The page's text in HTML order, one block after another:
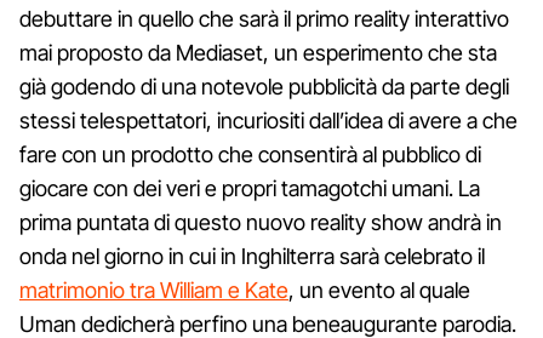
debuttare in quello che sarà il primo reality interattivo
mai proposto da Mediaset, un esperimento che sta
già godendo di una notevole pubblicità da parte degli
stessi telespettatori, incuriositi dall’idea di avere a che
fare con un prodotto che consentirà al pubblico di
giocare con dei veri e propri tamagotchi umani. La
prima puntata di questo nuovo reality show andrà in
onda nel giorno in cui in Inghilterra sarà celebrato il
matrimonio tra William e Kate, un evento al quale
Uman dedicherà perfino una beneaugurante parodia.